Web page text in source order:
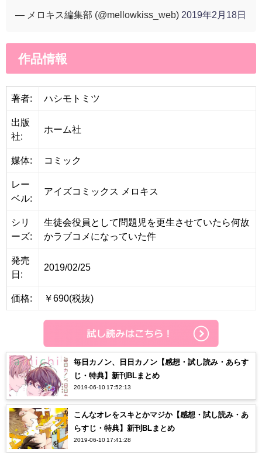
— メロキス編集部 (@mellowkiss_web) 2019年2月18日
作品情報
著者: ハシモトミツ
出版
社:
ホーム社
媒体: コミック
レー
ベル:
アイズコミックス メロキス
シリ
ーズ:
生徒会役員として問題児を更生させていたら何故
かラブコメになっていた件
発売
日:
2019/02/25
価格: ￥690(税抜)
毎日カノン、日日カノン【感想・試し読み・あらす
じ・特典】新刊BLまとめ
2019-06-10 17:52:13
こんなオレをスキとかマジか【感想・試し読み・あ
らすじ・特典】新刊BLまとめ
2019-06-10 17:41:28